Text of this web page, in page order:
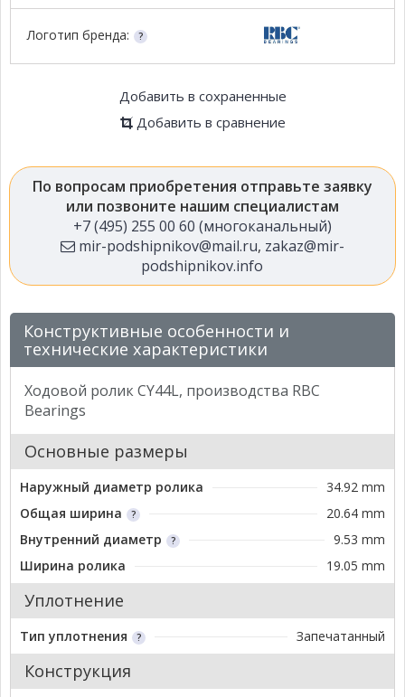
Логотип бренда:
Добавить в сохраненные
Добавить в сравнение
По вопросам приобретения отправьте заявку
или позвоните нашим специалистам
+7 (495) 255 00 60 (многоканальный)
mir-podshipnikov@mail.ru, zakaz@mir-
podshipnikov.info
Конструктивные особенности и
технические характеристики
Ходовой ролик CY44L, производства RBC
Bearings
Основные размеры
Наружный диаметр ролика
34.92 mm
Общая ширина
20.64 mm
Внутренний диаметр
9.53 mm
Ширина ролика
19.05 mm
Уплотнение
Тип уплотнения Запечатанный
Конструкция